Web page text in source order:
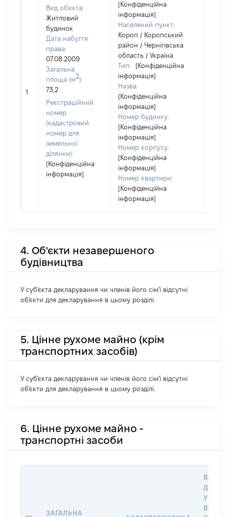
1
Вид об'єкта:
Житловий
будинок
Дата набуття
права:
07.08.2009
Загальна
площа (м2):
73,2
Реєстраційний
номер
(кадастровий
номер для
земельної
ділянки):
[Конфіденційна
інформація]
[Конфіденційна
інформація]
Населений пункт:
Короп / Коропський
район / Чернігівська
область / Україна
Тип:
[Конфіденційна
інформація]
Назва:
[Конфіденційна
інформація]
Номер будинку:
[Конфіденційна
інформація]
Номер корпусу:
[Конфіденційна
інформація]
Номер квартири:
[Конфіденційна
інформація]
4. Об'єкти незавершеного
будівництва
У суб'єкта декларування чи членів його сім'ї відсутні
об'єкти для декларування в цьому розділі.
5. Цінне рухоме майно (крім
транспортних засобів)
У суб'єкта декларування чи членів його сім'ї відсутні
об'єкти для декларування в цьому розділі.
6. Цінне рухоме майно -
транспортні засоби
ЗАГАЛЬНА
ДАТУ
У